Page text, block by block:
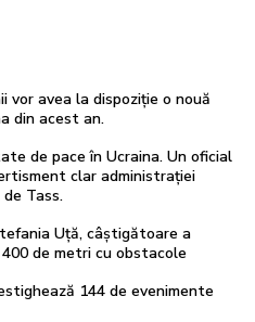
vor avea la dispoziție o nouă
din acest an.
de pace în Ucraina. Un oficial
clar administrației
Tass.
Uță, câștigătoare a
de metri cu obstacole
144 de evenimente